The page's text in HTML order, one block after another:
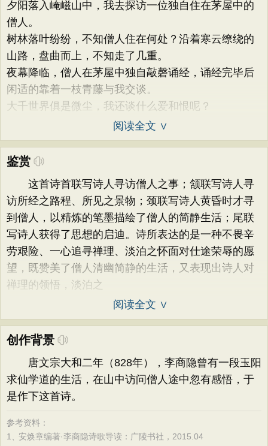
夕阳落入崦嵫山中，我去探访一位独自住在茅屋中的
僧人。
树林落叶纷纷，不知僧人住在何处？沿着寒云缭绕的
山路，盘曲而上，不知走了几重。
夜幕降临，僧人在茅屋中独自敲磬诵经，诵经完毕后
闲适的靠着一枝青藤与我交谈。
大千世界俱是微尘，我还谈什么爱和恨呢？
阅读全文 ∨
鉴赏
这首诗首联写诗人寻访僧人之事；颔联写诗人寻
访所经之路程、所见之景物；颈联写诗人黄昏时才寻
到僧人，以精炼的笔墨描绘了僧人的简静生活；尾联
写诗人获得了思想的启迪。诗所表达的是一种不畏辛
劳艰险、一心追寻禅理、淡泊之怀面对仕途荣辱的愿
望，既赞美了僧人清幽简静的生活，又表现出诗人对
禅理的领悟，淡泊之
阅读全文 ∨
创作背景
唐文宗大和二年（828年），李商隐曾有一段玉阳
求仙学道的生活，在山中访问僧人途中忽有感悟，于
是作下这首诗。
参考资料：
1、安焕章编著·李商隐诗歌导读：广陵书社，2015.04